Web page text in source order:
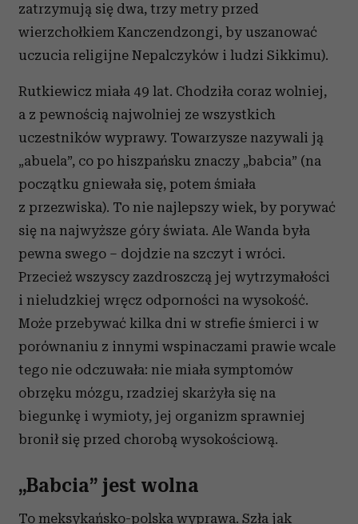
zatrzymują się dwa, trzy metry przed
wierzchołkiem Kanczendzongi, by uszanować
uczucia religijne Nepalczyków i ludzi Sikkimu).
Rutkiewicz miała 49 lat. Chodziła coraz wolniej,
a z pewnością najwolniej ze wszystkich
uczestników wyprawy. Towarzysze nazywali ją
„abuela”, co po hiszpańsku znaczy „babcia” (na
początku gniewała się, potem śmiała
z przezwiska). To nie najlepszy wiek, by porywać
się na najwyższe góry świata. Ale Wanda była
pewna swego – dojdzie na szczyt i wróci.
Przecież wszyscy zazdroszczą jej wytrzymałości
i nieludzkiej wręcz odporności na wysokość.
Może przebywać kilka dni w strefie śmierci i w
porównaniu z innymi wspinaczami prawie wcale
tego nie odczuwała: nie miała symptomów
obrzęku mózgu, rzadziej skarżyła się na
biegunkę i wymioty, jej organizm sprawniej
bronił się przed chorobą wysokościową.
„Babcia” jest wolna
To meksykańsko-polska wyprawa. Szła jak